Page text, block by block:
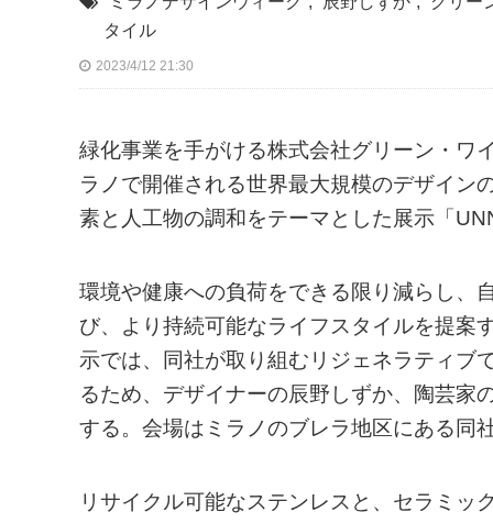
タイル
2023/4/12 21:30
緑化事業を手がける株式会社グリーン・ワ
ラノで開催される世界最大規模のデザイン
素と人工物の調和をテーマとした展示「
環境や健康への負荷をできる限り減らし、
び、より持続可能なライフスタイルを提案
示では、同社が取り組むリジェネラティブ
るため、デザイナーの辰野しずか、陶芸家
する。会場はミラノのブレラ地区にある同
リサイクル可能なステンレスと、セラミッ